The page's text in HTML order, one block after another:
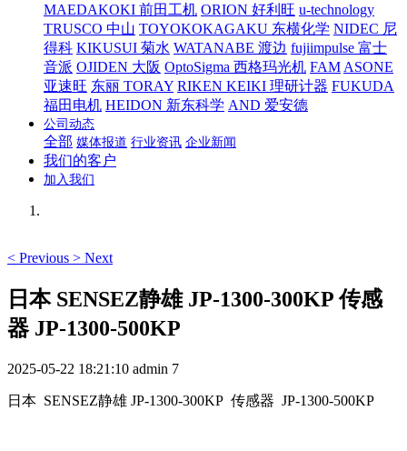
MAEDAKOKI 前田工机 ORION 好利旺 u-technology
TRUSCO 中山 TOYOKOKAGAKU 东横化学 NIDEC 尼
得科 KIKUSUI 菊水 WATANABE 渡边 fujiimpulse 富士
音派 OJIDEN 大阪 OptoSigma 西格玛光机 FAM ASONE
亚速旺 东丽 TORAY RIKEN KEIKI 理研计器 FUKUDA
福田电机 HEIDON 新东科学 AND 爱安德
公司动态
全部 媒体报道 行业资讯 企业新闻
我们的客户
加入我们
< Previous > Next
日本 SENSEZ静雄 JP-1300-300KP 传感
器 JP-1300-500KP
2025-05-22 18:21:10 admin 7
日本 SENSEZ静雄 JP-1300-300KP 传感器 JP-1300-500KP